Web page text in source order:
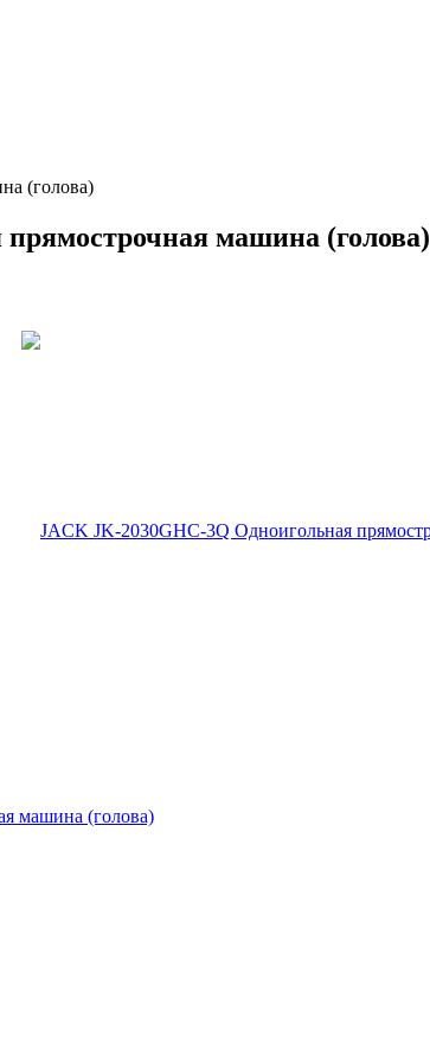
(голова)
машина (голова)